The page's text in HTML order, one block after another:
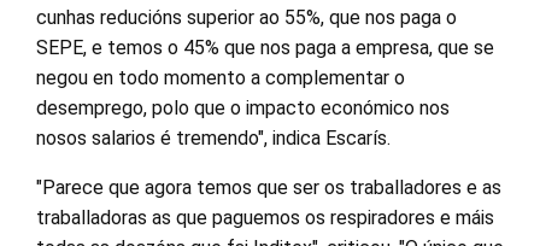
cunhas reducións superior ao 55%, que nos paga o
SEPE, e temos o 45% que nos paga a empresa, que se
negou en todo momento a complementar o
desemprego, polo que o impacto económico nos
nosos salarios é tremendo", indica Escarís.
"Parece que agora temos que ser os traballadores e as
traballadoras as que paguemos os respiradores e máis